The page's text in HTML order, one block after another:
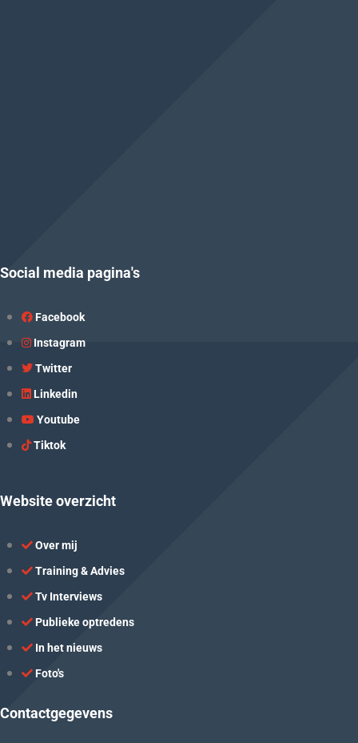
Social media pagina's
Facebook
Instagram
Twitter
Linkedin
Youtube
Tiktok
Website overzicht
Over mij
Training & Advies
Tv Interviews
Publieke optredens
In het nieuws
Foto's
Contactgegevens